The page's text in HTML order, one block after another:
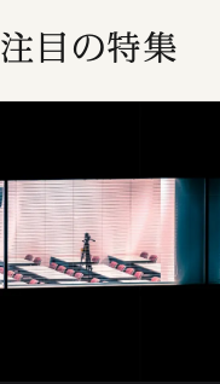
注目の特集